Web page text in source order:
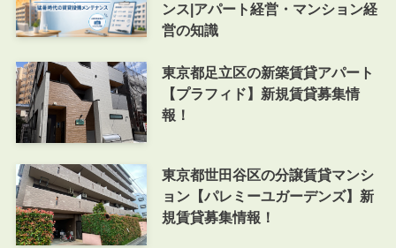
ンス|アパート経営・マンション経
営の知識
東京都足立区の新築賃貸アパート
【プラフィド】新規賃貸募集情
報！
東京都世田谷区の分譲賃貸マンシ
ョン【パレミーユガーデンズ】新
規賃貸募集情報！